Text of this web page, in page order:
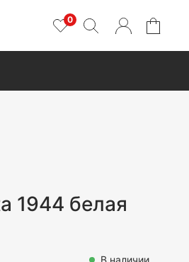
0
1944 белая
В наличии